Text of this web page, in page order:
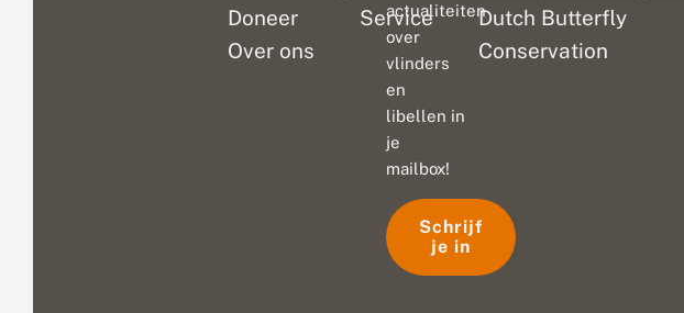
Doneer
Over ons
Service
Dutch Butterfly
Conservation
actualiteiten
over
vlinders
en
libellen in
je
mailbox!
Schrijf
je in